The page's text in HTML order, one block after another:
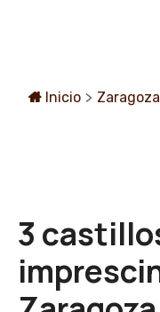
Inicio > Zaragoza
3